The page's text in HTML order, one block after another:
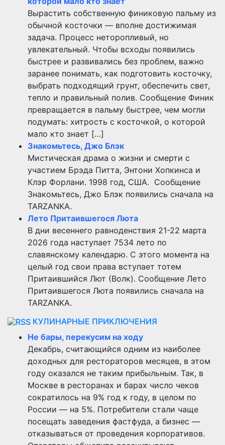
Вырастить собственную финиковую пальму из
обычной косточки — вполне достижимая
задача. Процесс неторопливый, но
увлекательный. Чтобы всходы появились
быстрее и развивались без проблем, важно
заранее понимать, как подготовить косточку,
выбрать подходящий грунт, обеспечить свет,
тепло и правильный полив. Сообщение Финик
превращается в пальму быстрее, чем могли
подумать: хитрость с косточкой, о которой
мало кто знает […]
Знакомьтесь, Джо Блэк
Мистическая драма о жизни и смерти с
участием Брэда Питта, Энтони Хопкинса и
Клэр Форлани. 1998 год, США. Сообщение
Знакомьтесь, Джо Блэк появились сначала на
TARZANKA.
Лето Притаившегося Люта
В дни весеннего равноденствия 21-22 марта
2026 года наступает 7534 лето по
славянскому календарю. С этого момента на
целый год свои права вступает тотем
Притаившийся Лют (Волк). Сообщение Лето
Притаившегося Люта появились сначала на
TARZANKA.
КУЛИНАРНЫЕ ПРИКЛЮЧЕНИЯ
Не бары, перекусим на ходу
Декабрь, считающийся одним из наиболее
доходных для рестораторов месяцев, в этом
году оказался не таким прибыльным. Так, в
Москве в ресторанах и барах число чеков
сократилось на 9% год к году, в целом по
России — на 5%. Потребители стали чаще
посещать заведения фастфуда, а бизнес —
отказываться от проведения корпоративов.